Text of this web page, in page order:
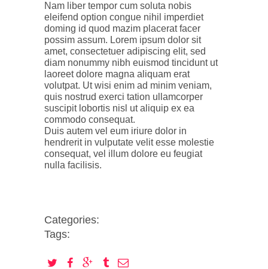
Nam liber tempor cum soluta nobis
eleifend option congue nihil imperdiet
doming id quod mazim placerat facer
possim assum. Lorem ipsum dolor sit
amet, consectetuer adipiscing elit, sed
diam nonummy nibh euismod tincidunt ut
laoreet dolore magna aliquam erat
volutpat. Ut wisi enim ad minim veniam,
quis nostrud exerci tation ullamcorper
suscipit lobortis nisl ut aliquip ex ea
commodo consequat.
Duis autem vel eum iriure dolor in
hendrerit in vulputate velit esse molestie
consequat, vel illum dolore eu feugiat
nulla facilisis.
Categories:
Tags: